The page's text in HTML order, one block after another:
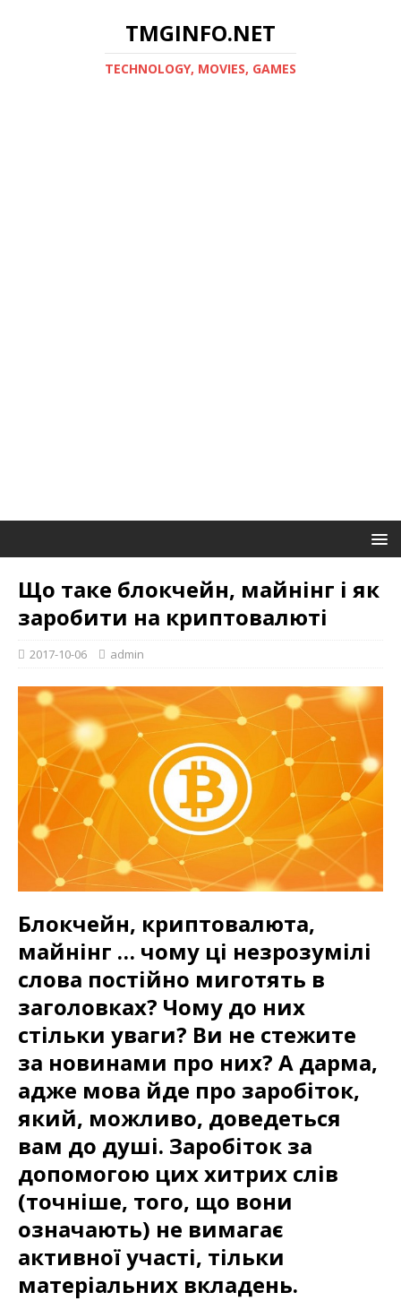
TMGINFO.NET
ТECHNOLOGY, MOVIES, GAMES
Що таке блокчейн, майнінг і як
заробити на криптовалюті
2017-10-06 admin
Блокчейн, криптовалюта,
майнінг … чому ці незрозумілі
слова постійно миготять в
заголовках? Чому до них
стільки уваги? Ви не стежите
за новинами про них? А дарма,
адже мова йде про заробіток,
який, можливо, доведеться
вам до душі. Заробіток за
допомогою цих хитрих слів
(точніше, того, що вони
означають) не вимагає
активної участі, тільки
матеріальних вкладень.